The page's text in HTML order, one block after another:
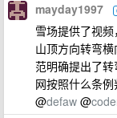
mayday1997
雪场提供了视
山顶方向转弯
范明确提出了
网按照什么条
@defaw @